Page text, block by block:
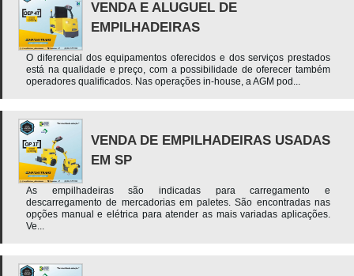
VENDA E ALUGUEL DE
EMPILHADEIRAS
O diferencial dos equipamentos oferecidos e dos serviços prestados
está na qualidade e preço, com a possibilidade de oferecer também
operadores qualificados. Nas operações in-house, a AGM pod...
VENDA DE EMPILHADEIRAS USADAS
EM SP
As empilhadeiras são indicadas para carregamento e
descarregamento de mercadorias em paletes. São encontradas nas
opções manual e elétrica para atender as mais variadas aplicações.
Ve...